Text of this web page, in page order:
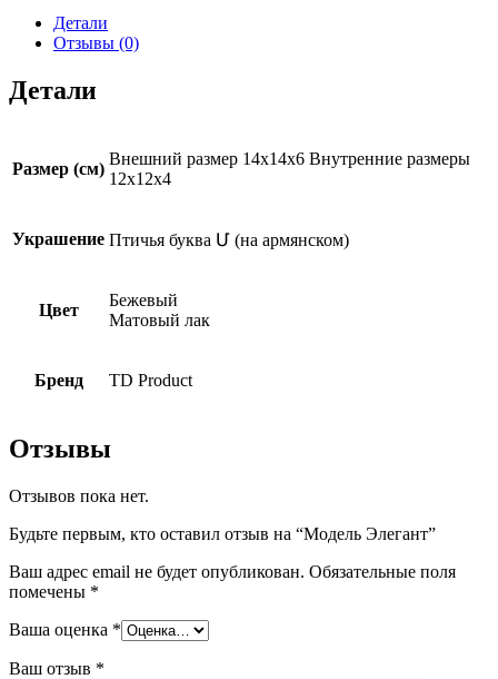
Детали
Отзывы (0)
Детали
Размер (см)
Внешний размер 14x14x6 Внутренние размеры
12x12x4
Украшение Птичья буква Մ (на армянском)
Цвет
Бежевый
Матовый лак
Бренд TD Product
Отзывы
Отзывов пока нет.
Будьте первым, кто оставил отзыв на “Модель Элегант”
Ваш адрес email не будет опубликован. Обязательные поля
помечены *
Ваша оценка *
Ваш отзыв *